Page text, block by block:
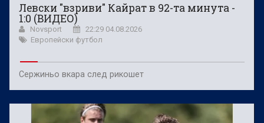
Левски "взриви" Кайрат в 92-та минута -
1:0 (ВИДЕО)
Novsport
22:29 04.08.2026
Европейски футбол
Сержиньо вкара след рикошет